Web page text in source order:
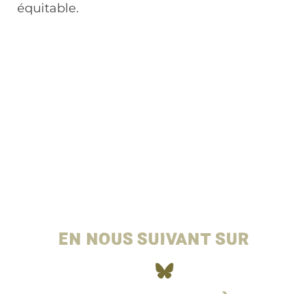
équitable.
EN NOUS SUIVANT SUR